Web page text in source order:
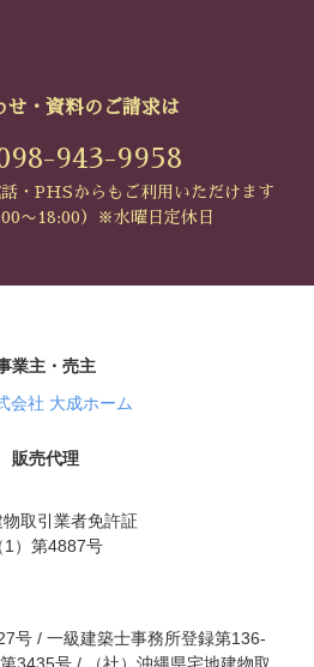
せ・資料のご請求は
943-9958
・PHSからもご利用いただけます
〜18:00）※水曜日定休日
業主・売主
販売代理
取引業者免許証
1）第4887号
号 / 一級建築士事務所登録第136-